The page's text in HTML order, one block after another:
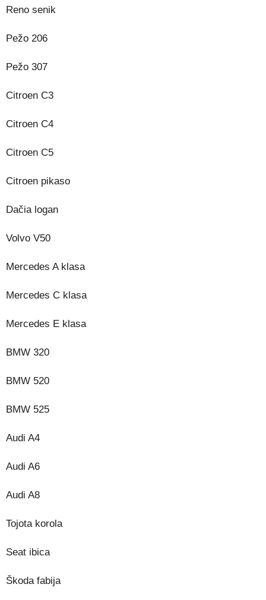
Reno senik
Pežo 206
Pežo 307
Citroen C3
Citroen C4
Citroen C5
Citroen pikaso
Dačia logan
Volvo V50
Mercedes A klasa
Mercedes C klasa
Mercedes E klasa
BMW 320
BMW 520
BMW 525
Audi A4
Audi A6
Audi A8
Tojota korola
Seat ibica
Škoda fabija